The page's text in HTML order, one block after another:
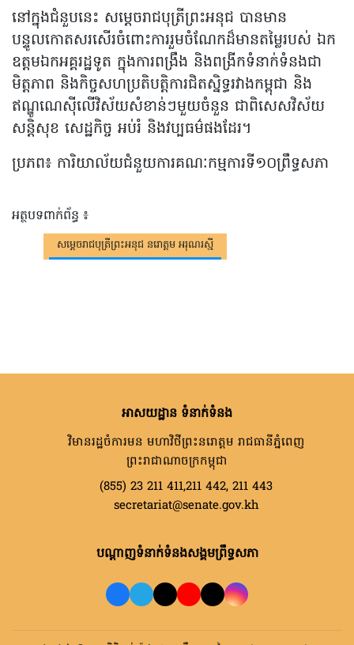
នៅក្នុងជំនួបនេះ សម្តេចរាជបុត្រីព្រះអនុជ បានមាន
បន្ទូលកោតសរសើរចំពោះការរួមចំណែកដ៏មានតម្លៃរបស់ ឯក
ឧត្តមឯកអគ្គរដ្ឋទូត ក្នុងការពង្រឹង និងពង្រីកទំនាក់ទំនងជា
មិត្តភាព និងកិច្ចសហប្រតិបត្តិការជិតស្និទ្ធរវាងកម្ពុជា និង
ឥណ្ឌូណេស៊ីលើវិស័យសំខាន់ៗមួយចំនួន ជាពិសេសវិស័យ
សន្តិសុខ សេដ្ឋកិច្ច អប់រំ និងវប្បធម៌ផងដែរ។
ប្រភព៖ ការិយាល័យជំនួយការគណៈកម្មការទី១០ព្រឹទ្ធសភា
អត្ថបទពាក់ព័ន្ធ ៖
សម្តេច​រាជ​បុត្រីព្រះអនុជ​ នរោត្តម​ អរុណ​រស្មី
អាសយដ្ឋាន ទំនាក់ទំនង
វិមានរដ្ឋចំការមន មហាវិថីព្រះនរោត្តម រាជធានីភ្នំពេញ
ព្រះរាជាណាចក្រកម្ពុជា
(855) 23 211 411,211 442, 211 443
secretariat@senate.gov.kh
បណ្តាញទំនាក់ទំនងសង្គមព្រឹទ្ធសភា